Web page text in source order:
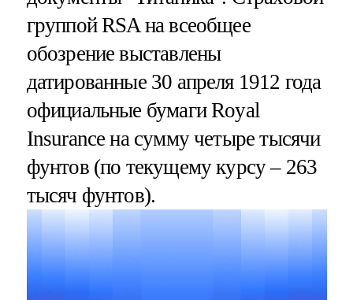
группой RSA на всеобщее
обозрение выставлены
датированные 30 апреля 1912 года
официальные бумаги Royal
Insurance на сумму четыре тысячи
фунтов (по текущему курсу – 263
тысяч фунтов).